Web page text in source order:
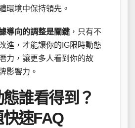
環境中保持領先。
導向的調整是關鍵 ，只有不
進，才能讓你的IG限時動態
力，讓更多人看到你的故
影響力。
誰看得到？
速FAQ